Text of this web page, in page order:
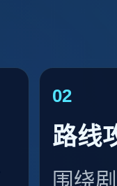
02
路线
围绕